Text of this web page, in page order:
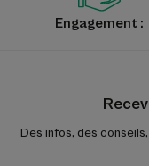
Engagement :
Des infos, des